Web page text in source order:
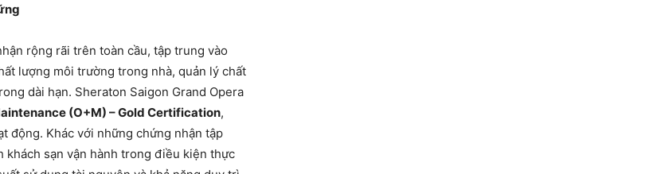
rộng rãi trên toàn cầu, tập trung vào
lượng môi trường trong nhà, quản lý chất
dài hạn. Sheraton Saigon Grand Opera
(O+M) – Gold Certification,
động. Khác với những chứng nhận tập
khách sạn vận hành trong điều kiện thực